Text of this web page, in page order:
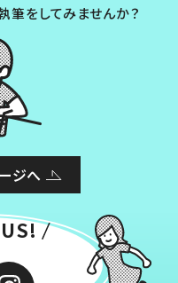
筆をしてみませんか？
ジへ